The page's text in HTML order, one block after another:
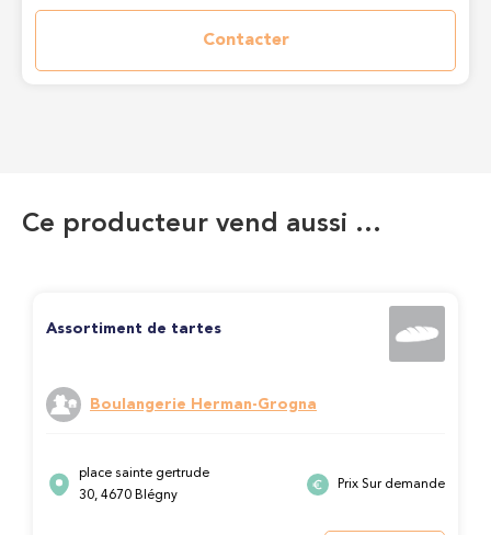
Contacter
Ce producteur vend aussi …
Assortiment de tartes
Boulangerie Herman-Grogna
place sainte gertrude
30, 4670 Blégny
Prix Sur demande